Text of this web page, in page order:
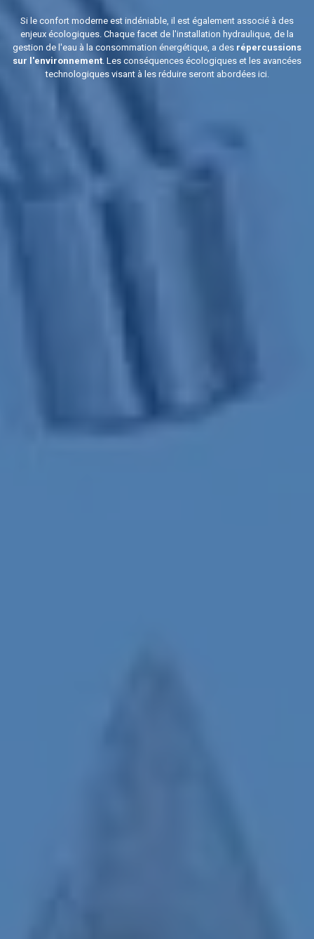
Si le confort moderne est indéniable, il est également associé à des
enjeux écologiques. Chaque facet de l'installation hydraulique, de la
gestion de l'eau à la consommation énergétique, a des répercussions
sur l'environnement . Les conséquences écologiques et les avancées
technologiques visant à les réduire seront abordées ici.